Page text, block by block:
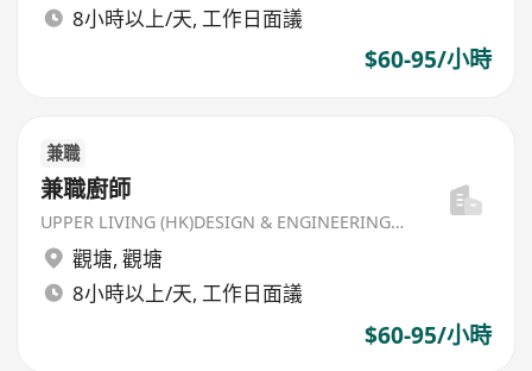
8小時以上/天, 工作日面議
$60-95/小時
兼職
兼職廚師
UPPER LIVING (HK)DESIGN & ENGINEERING LIMITED
觀塘, 觀塘
8小時以上/天, 工作日面議
$60-95/小時